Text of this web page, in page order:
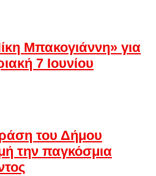
Μπακογιάννη» για
7 Ιουνίου
του Δήμου
την παγκόσμια